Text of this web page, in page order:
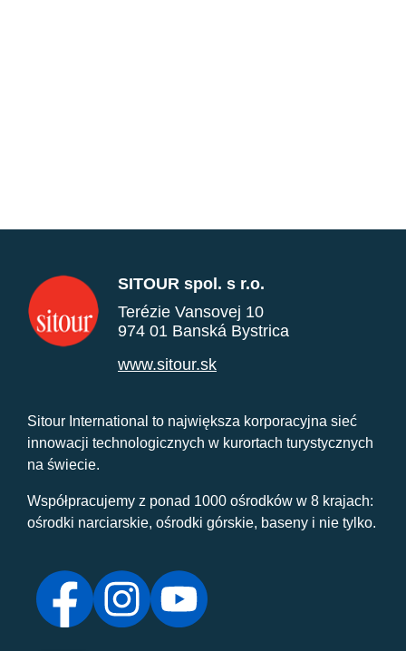
SITOUR spol. s r.o.
Terézie Vansovej 10
974 01 Banská Bystrica
www.sitour.sk
Sitour International to największa korporacyjna sieć
innowacji technologicznych w kurortach turystycznych
na świecie.
Współpracujemy z ponad 1000 ośrodków w 8 krajach:
ośrodki narciarskie, ośrodki górskie, baseny i nie tylko.